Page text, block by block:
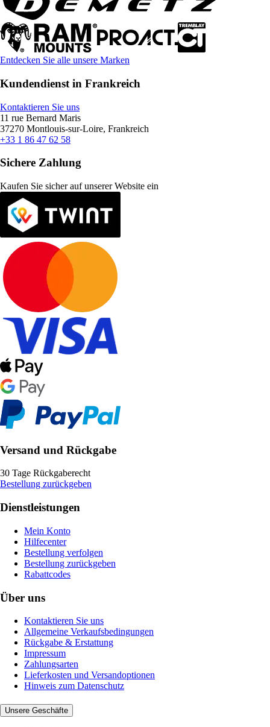
Entdecken Sie alle unsere Marken
Kundendienst in Frankreich
Kontaktieren Sie uns
11 rue Bernard Maris
37270 Montlouis-sur-Loire, Frankreich
+33 1 86 47 62 58
Sichere Zahlung
Kaufen Sie sicher auf unserer Website ein
Versand und Rückgabe
30 Tage Rückgaberecht
Bestellung zurückgeben
Dienstleistungen
Mein Konto
Hilfecenter
Bestellung verfolgen
Bestellung zurückgeben
Rabattcodes
Über uns
Kontaktieren Sie uns
Allgemeine Verkaufsbedingungen
Rückgabe & Erstattung
Impressum
Zahlungsarten
Lieferkosten und Versandoptionen
Hinweis zum Datenschutz
Unsere Geschäfte